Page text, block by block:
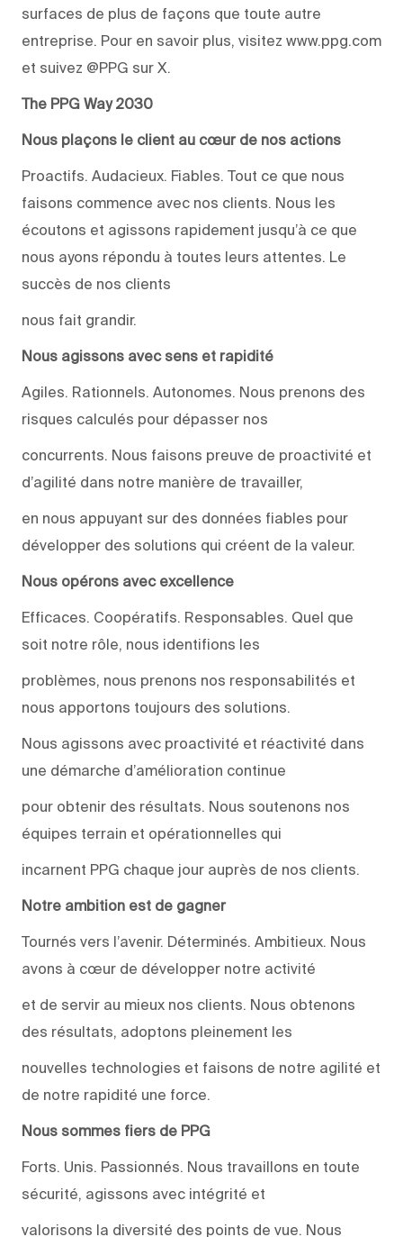
surfaces de plus de façons que toute autre
entreprise. Pour en savoir plus, visitez www.ppg.com
et suivez @PPG sur X.
The PPG Way 2030
Nous plaçons le client au cœur de nos actions
Proactifs. Audacieux. Fiables. Tout ce que nous
faisons commence avec nos clients. Nous les
écoutons et agissons rapidement jusqu’à ce que
nous ayons répondu à toutes leurs attentes. Le
succès de nos clients
nous fait grandir.
Nous agissons avec sens et rapidité
Agiles. Rationnels. Autonomes. Nous prenons des
risques calculés pour dépasser nos
concurrents. Nous faisons preuve de proactivité et
d’agilité dans notre manière de travailler,
en nous appuyant sur des données fiables pour
développer des solutions qui créent de la valeur.
Nous opérons avec excellence
Efficaces. Coopératifs. Responsables. Quel que
soit notre rôle, nous identifions les
problèmes, nous prenons nos responsabilités et
nous apportons toujours des solutions.
Nous agissons avec proactivité et réactivité dans
une démarche d’amélioration continue
pour obtenir des résultats. Nous soutenons nos
équipes terrain et opérationnelles qui
incarnent PPG chaque jour auprès de nos clients.
Notre ambition est de gagner
Tournés vers l’avenir. Déterminés. Ambitieux. Nous
avons à cœur de développer notre activité
et de servir au mieux nos clients. Nous obtenons
des résultats, adoptons pleinement les
nouvelles technologies et faisons de notre agilité et
de notre rapidité une force.
Nous sommes fiers de PPG
Forts. Unis. Passionnés. Nous travaillons en toute
sécurité, agissons avec intégrité et
valorisons la diversité des points de vue. Nous